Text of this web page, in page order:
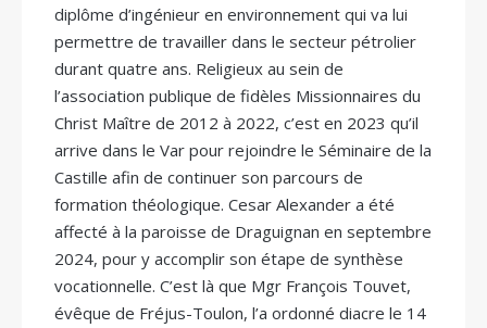
diplôme d’ingénieur en environnement qui va lui
permettre de travailler dans le secteur pétrolier
durant quatre ans. Religieux au sein de
l’association publique de fidèles Missionnaires du
Christ Maître de 2012 à 2022, c’est en 2023 qu’il
arrive dans le Var pour rejoindre le Séminaire de la
Castille afin de continuer son parcours de
formation théologique. Cesar Alexander a été
affecté à la paroisse de Draguignan en septembre
2024, pour y accomplir son étape de synthèse
vocationnelle. C’est là que Mgr François Touvet,
évêque de Fréjus-Toulon, l’a ordonné diacre le 14